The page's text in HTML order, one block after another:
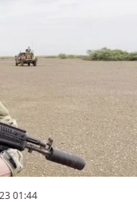
01:44